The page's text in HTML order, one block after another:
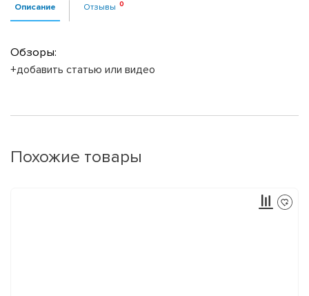
Описание Отзывы
Обзоры:
+добавить статью или видео
Похожие товары